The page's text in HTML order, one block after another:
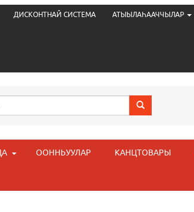
ДИСКОНТНАЙ СИСТЕМА АТЫЫЛАҺААЧЧЫЛАР
ООННЬУУЛАР КАНЦТОВАРЫ